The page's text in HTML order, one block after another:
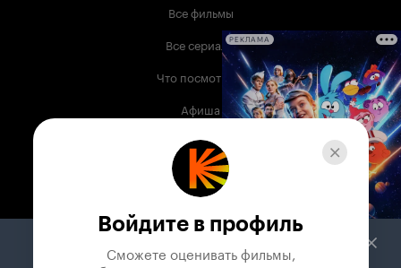
Все фильмы
Все сериалы
Что посмотреть
Афиша
Музыка
Телепрограмма
Служба поддержки
РЕКЛАМА
Войдите в профиль
Сможете оценивать фильмы,